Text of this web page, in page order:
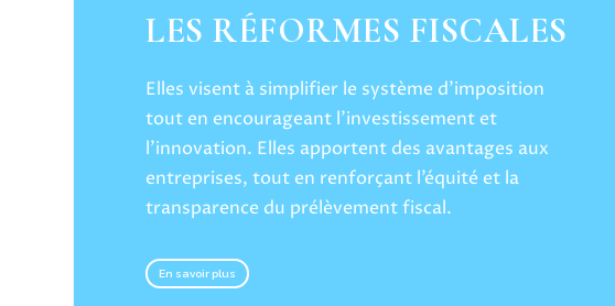
LES RÉFORMES FISCALES
Elles visent à simplifier le système d’imposition
tout en encourageant l’investissement et
l’innovation. Elles apportent des avantages aux
entreprises, tout en renforçant l’équité et la
transparence du prélèvement fiscal.
En savoir plus